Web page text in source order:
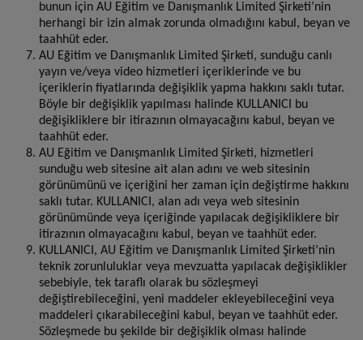
bunun için AU Eğitim ve Danışmanlık Limited Şirketi’nin
herhangi bir izin almak zorunda olmadığını kabul, beyan ve
taahhüt eder.
AU Eğitim ve Danışmanlık Limited Şirketi, sunduğu canlı
yayın ve/veya video hizmetleri içeriklerinde ve bu
içeriklerin fiyatlarında değişiklik yapma hakkını saklı tutar.
Böyle bir değişiklik yapılması halinde KULLANICI bu
değişikliklere bir itirazının olmayacağını kabul, beyan ve
taahhüt eder.
AU Eğitim ve Danışmanlık Limited Şirketi, hizmetleri
sunduğu web sitesine ait alan adını ve web sitesinin
görünümünü ve içeriğini her zaman için değiştirme hakkını
saklı tutar. KULLANICI, alan adı veya web sitesinin
görünümünde veya içeriğinde yapılacak değişikliklere bir
itirazının olmayacağını kabul, beyan ve taahhüt eder.
KULLANICI, AU Eğitim ve Danışmanlık Limited Şirketi’nin
teknik zorunluluklar veya mevzuatta yapılacak değişiklikler
sebebiyle, tek taraflı olarak bu sözleşmeyi
değiştirebileceğini, yeni maddeler ekleyebileceğini veya
maddeleri çıkarabileceğini kabul, beyan ve taahhüt eder.
Sözleşmede bu şekilde bir değişiklik olması halinde